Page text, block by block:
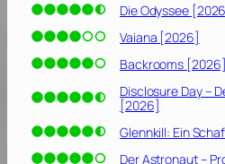
Die Odyssee
Vaiana [2026]
Backrooms [2026]
Disclosure Day –
[2026]
Glennkill: Ein
Der Astronaut –